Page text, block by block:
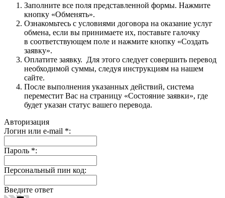
Заполните все поля представленной формы. Нажмите
кнопку «Обменять».
Ознакомьтесь с условиями договора на оказание услуг
обмена, если вы принимаете их, поставьте галочку
в соответствующем поле и нажмите кнопку «Создать
заявку».
Оплатите заявку. Для этого следует совершить перевод
необходимой суммы, следуя инструкциям на нашем
сайте.
После выполнения указанных действий, система
переместит Вас на страницу «Состояние заявки», где
будет указан статус вашего перевода.
Авторизация
Логин или e-mail *:
Пароль *:
Персональный пин код:
Введите ответ